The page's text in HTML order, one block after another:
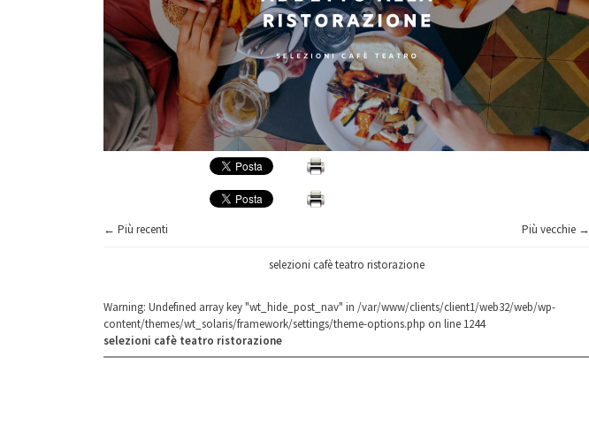
← Più recenti Più vecchie →
selezioni cafè teatro ristorazione
Warning: Undefined array key "wt_hide_post_nav" in /var/www/clients/client1/web32/web/wp-
content/themes/wt_solaris/framework/settings/theme-options.php on line 1244
selezioni cafè teatro ristorazione